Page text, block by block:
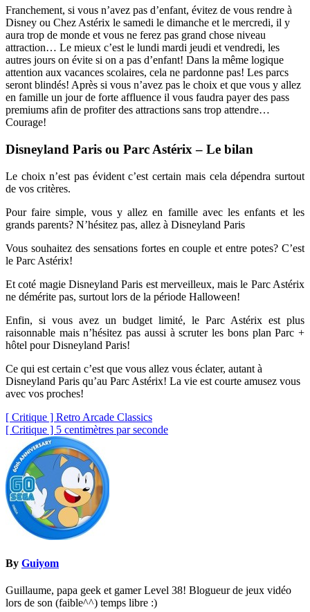
Franchement, si vous n’avez pas d’enfant, évitez de vous rendre à
Disney ou Chez Astérix le samedi le dimanche et le mercredi, il y
aura trop de monde et vous ne ferez pas grand chose niveau
attraction… Le mieux c’est le lundi mardi jeudi et vendredi, les
autres jours on évite si on a pas d’enfant! Dans la même logique
attention aux vacances scolaires, cela ne pardonne pas! Les parcs
seront blindés! Après si vous n’avez pas le choix et que vous y allez
en famille un jour de forte affluence il vous faudra payer des pass
premiums afin de profiter des attractions sans trop attendre…
Courage!
Disneyland Paris ou Parc Astérix – Le bilan
Le choix n’est pas évident c’est certain mais cela dépendra surtout
de vos critères.
Pour faire simple, vous y allez en famille avec les enfants et les
grands parents? N’hésitez pas, allez à Disneyland Paris
Vous souhaitez des sensations fortes en couple et entre potes? C’est
le Parc Astérix!
Et coté magie Disneyland Paris est merveilleux, mais le Parc Astérix
ne démérite pas, surtout lors de la période Halloween!
Enfin, si vous avez un budget limité, le Parc Astérix est plus
raisonnable mais n’hésitez pas aussi à scruter les bons plan Parc +
hôtel pour Disneyland Paris!
Ce qui est certain c’est que vous allez vous éclater, autant à
Disneyland Paris qu’au Parc Astérix! La vie est courte amusez vous
avec vos proches!
Navigation
de
l’article
[ Critique ] Retro Arcade Classics
[ Critique ] 5 centimètres par seconde
By Guiyom
Guillaume, papa geek et gamer Level 38! Blogueur de jeux vidéo
lors de son (faible^^) temps libre :)